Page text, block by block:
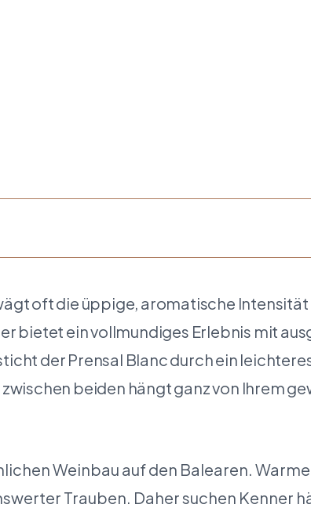
oft die üppige, aromatische
bietet ein vollmundiges Erlebnis mit
der Prensal Blanc durch ein
beiden hängt ganz von Ihrem
Weinbau auf den Balearen.
Trauben. Daher suchen Kenner